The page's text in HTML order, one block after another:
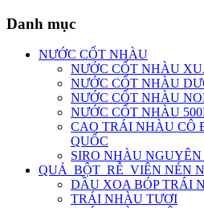
Danh mục
NƯỚC CỐT NHÀU
NƯỚC CỐT NHÀU
NƯỚC CỐT NHÀU
NƯỚC CỐT NHÀU
NƯỚC CỐT NHÀU
CAO TRÁI NHÀU
QUỐC
SIRO NHÀU
QUẢ_BỘT_RỄ_VIÊN NÉN
DẦU XOA BÓP TRÁI
TRÁI NHÀU TƯƠI